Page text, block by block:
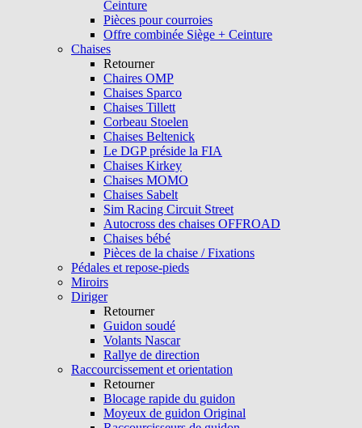
Ceinture
Pièces pour courroies
Offre combinée Siège + Ceinture
Chaises
Retourner
Chaires OMP
Chaises Sparco
Chaises Tillett
Corbeau Stoelen
Chaises Beltenick
Le DGP préside la FIA
Chaises Kirkey
Chaises MOMO
Chaises Sabelt
Sim Racing Circuit Street
Autocross des chaises OFFROAD
Chaises bébé
Pièces de la chaise / Fixations
Pédales et repose-pieds
Miroirs
Diriger
Retourner
Guidon soudé
Volants Nascar
Rallye de direction
Raccourcissement et orientation
Retourner
Blocage rapide du guidon
Moyeux de guidon Original